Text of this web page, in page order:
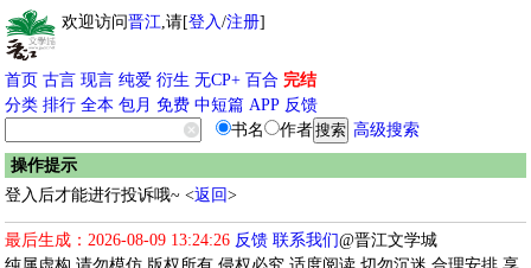
欢迎访问晋江,请[登入/注册]
首页 古言 现言 纯爱 衍生 无CP+ 百合 完结
分类 排行 全本 包月 免费 中短篇 APP 反馈
书名
作者
高级搜索
操作提示
登入后才能进行投诉哦~ <返回>
最后生成：2026-08-09 13:24:26 反馈 联系我们@晋江文学城